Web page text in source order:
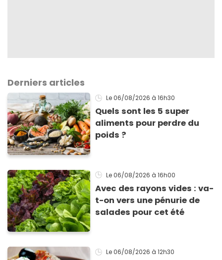
Derniers articles
Le 06/08/2026 à 16h30
Quels sont les 5 super
aliments pour perdre du
poids ?
Le 06/08/2026 à 16h00
Avec des rayons vides : va-
t-on vers une pénurie de
salades pour cet été
Le 06/08/2026 à 12h30